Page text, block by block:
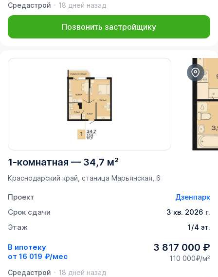
Средастрой
18 дней назад
Позвонить застройщику
1-комнатная — 34,7 м²
Краснодарский край, станица Марьянская, 6
Проект
Дзенпарк
Срок сдачи
3 кв. 2026 г.
Этаж
1/4 эт.
В ипотеку
от 16 019 ₽/мес
3 817 000 ₽
110 000₽/м²
Средастрой
18 дней назад